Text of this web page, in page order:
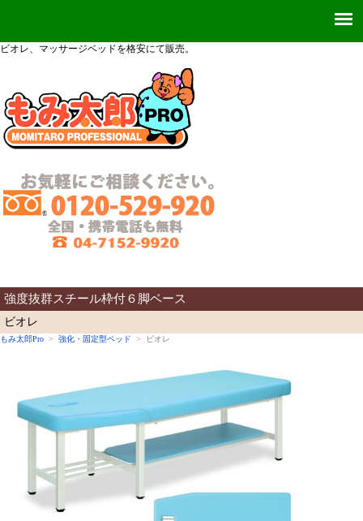
ビオレ、 マッサージベッドを格安にて販売。
強度抜群スチール枠付６脚ベース
ビオレ
もみ太郎Pro > 強化・固定型ベッド > ビオレ